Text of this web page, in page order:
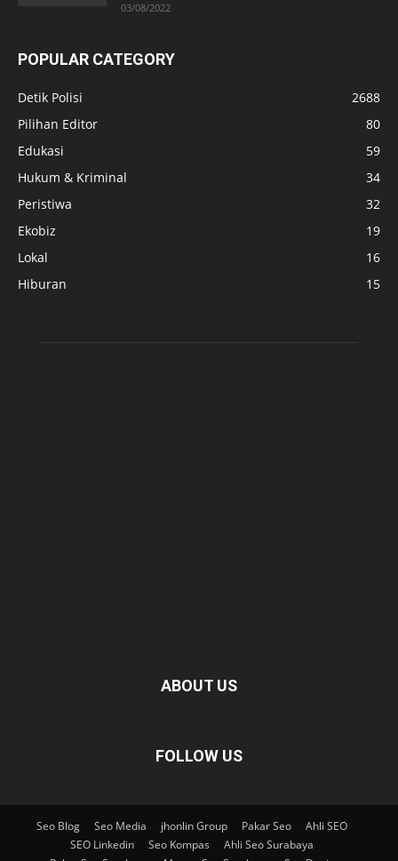
03/08/2022
POPULAR CATEGORY
Detik Polisi
2688
Pilihan Editor
80
Edukasi
59
Hukum & Kriminal
34
Peristiwa
32
Ekobiz
19
Lokal
16
Hiburan
15
ABOUT US
FOLLOW US
Seo Blog Seo Media jhonlin Group Pakar Seo
Ahli SEO
SEO Linkedin
Seo Kompas
Ahli Seo Surabaya